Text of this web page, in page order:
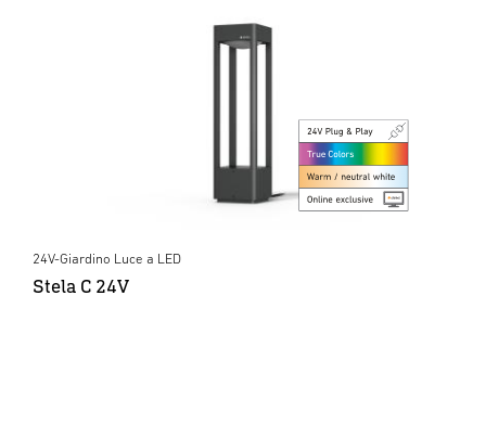
24V-Giardino Luce a LED
Stela C 24V